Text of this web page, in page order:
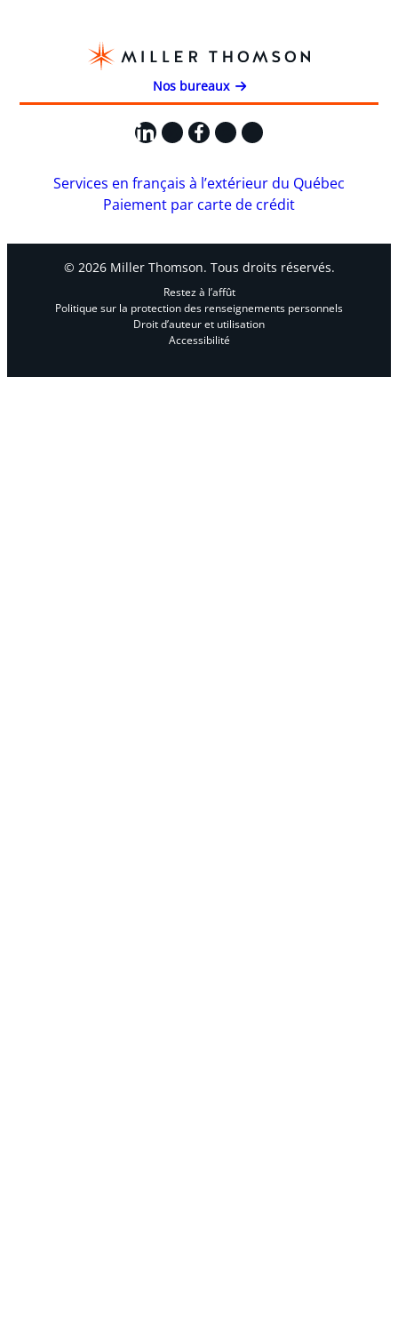
Nos bureaux
LinkedIn
X Facebook
Instagram
YouTube
Services en français à l’extérieur du Québec
Paiement par carte de crédit
© 2026 Miller Thomson. Tous droits réservés.
Restez à l’affût
Politique sur la protection des renseignements personnels
Droit d’auteur et utilisation
Accessibilité